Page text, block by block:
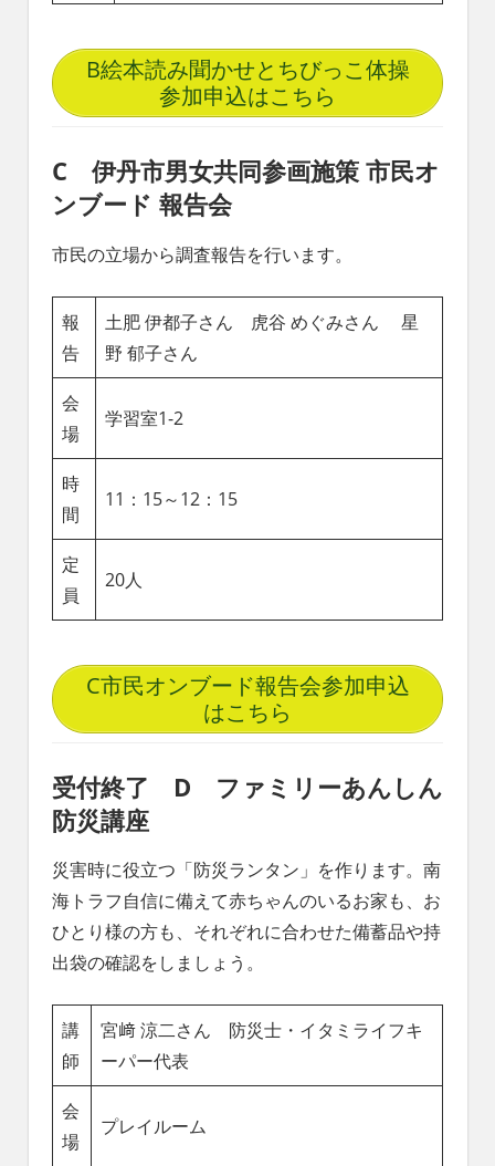
B絵本読み聞かせとちびっこ体操
参加申込はこちら
C 伊丹市男女共同参画施策 市民オ
ンブード 報告会
市民の立場から調査報告を行います。
報
告
土肥 伊都子さん 虎谷 めぐみさん 星
野 郁子さん
会
場
学習室1-2
時
間
11：15～12：15
定
員
20人
C市民オンブード報告会参加申込
はこちら
受付終了 D ファミリーあんしん
防災講座
災害時に役立つ「防災ランタン」を作ります。南
海トラフ自信に備えて赤ちゃんのいるお家も、お
ひとり様の方も、それぞれに合わせた備蓄品や持
出袋の確認をしましょう。
講
師
宮﨑 涼二さん 防災士・イタミライフキ
ーパー代表
会
場
プレイルーム